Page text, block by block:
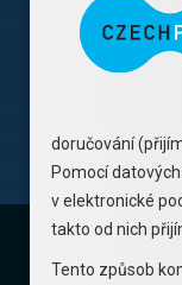
doručování
Pomocí
v elektronické
takto od nich
Tento způsob